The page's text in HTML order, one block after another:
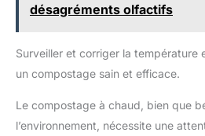
désagréments olfactifs
Surveiller et corriger la température
un compostage sain et efficace.
Le compostage à chaud, bien que
l’environnement, nécessite une